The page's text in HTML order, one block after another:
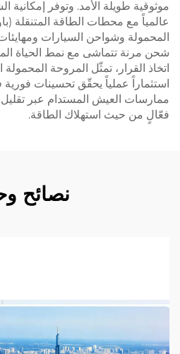
عالمياً مع محطات الطاقة المتنقلة
المحمولة وشواحن السيارات
شحن مرنة تتماشى مع نمط الحياة
اتخاذ القرار، تمثّل المروحة المحمولة
استثماراً عملياً يحقّق تحسينات
ممارسات العيش المستدام عبر
فعّالٍ من حيث استهلاك الطاقة.
نصائح